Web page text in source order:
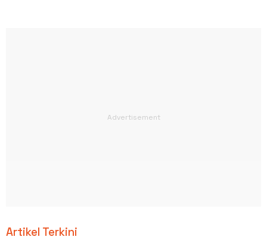
Artikel Terkini